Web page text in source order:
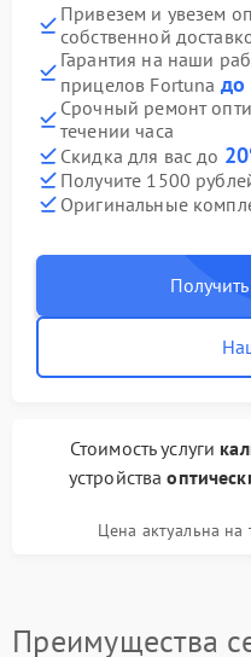
Привезем и увезем
собственной
Гарантия на наши
прицелов Fortuna до
Срочный ремонт
течении часа
Скидка для вас до
Получите 1500
Оригинальные
Стоимость услуги
устройства
Цена актуальна
Преимущества